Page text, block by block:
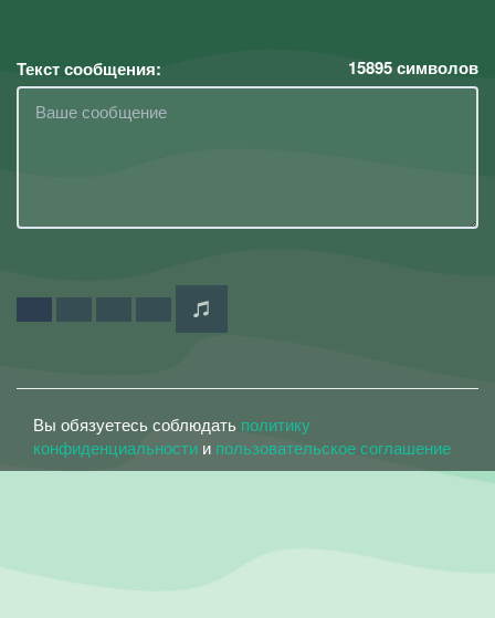
Текст сообщения: 15895символов
Вы обязуетесь соблюдать политику
конфиденциальности и пользовательское соглашение